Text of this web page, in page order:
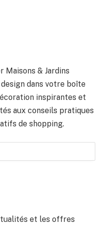
Maisons & Jardins
dans votre boîte
inspirantes et
aux conseils pratiques
de shopping.
et les offres